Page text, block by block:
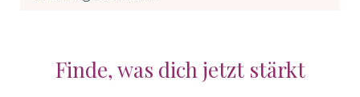
Finde, was dich jetzt stärkt